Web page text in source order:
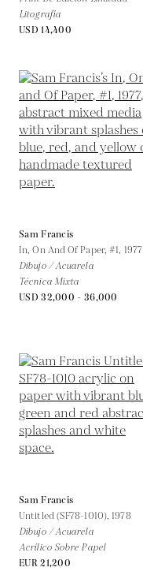
Litografía
USD 14,400
Sam Francis
In, On And Of Paper, #1, 1977
Dibujo / Acuarela
Técnica Mixta
USD 32,000 - 36,000
Sam Francis
Untitled (SF78-1010),1978
Dibujo / Acuarela
Acrílico Sobre Papel
EUR 21,200